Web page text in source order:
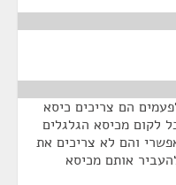
הם צריכים כיסא
לקום מכיסא הגלגלים
והם לא צריכים את
אותם מכיסא